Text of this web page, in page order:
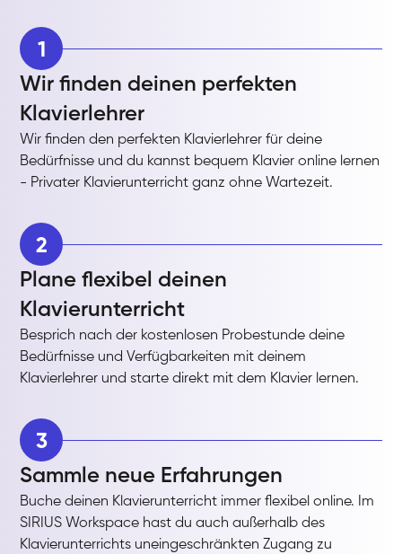
1
Wir finden deinen perfekten
Klavierlehrer
Wir finden den perfekten Klavierlehrer für deine
Bedürfnisse und du kannst bequem Klavier online lernen
- Privater Klavierunterricht ganz ohne Wartezeit.
2
Plane flexibel deinen
Klavierunterricht
Besprich nach der kostenlosen Probestunde deine
Bedürfnisse und Verfügbarkeiten mit deinem
Klavierlehrer und starte direkt mit dem Klavier lernen.
3
Sammle neue Erfahrungen
Buche deinen Klavierunterricht immer flexibel online. Im
SIRIUS Workspace hast du auch außerhalb des
Klavierunterrichts uneingeschränkten Zugang zu